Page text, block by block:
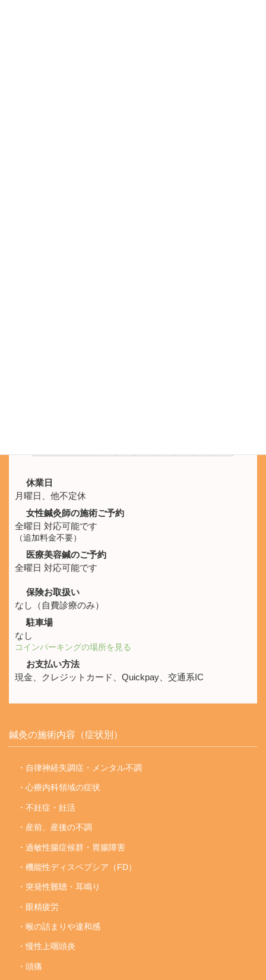
休業日
月曜日、他不定休
女性鍼灸師の施術ご予約
全曜日 対応可能です
（追加料金不要）
医療美容鍼のご予約
全曜日 対応可能です
保険お取扱い
なし（自費診療のみ）
駐車場
なし
コインパーキングの場所を見る
お支払い方法
現金、クレジットカード、Quickpay、交通系IC
鍼灸の施術内容（症状別）
・自律神経失調症・メンタル不調
・心療内科領域の症状
・不妊症・妊活
・産前、産後の不調
・過敏性腸症候群・胃腸障害
・機能性ディスペプシア（FD）
・突発性難聴・耳鳴り
・眼精疲労
・喉の詰まりや違和感
・慢性上咽頭炎
・頭痛